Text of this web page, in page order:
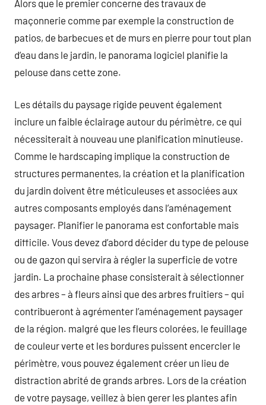
Alors que le premier concerne des travaux de
maçonnerie comme par exemple la construction de
patios, de barbecues et de murs en pierre pour tout plan
d’eau dans le jardin, le panorama logiciel planifie la
pelouse dans cette zone.
Les détails du paysage rigide peuvent également
inclure un faible éclairage autour du périmètre, ce qui
nécessiterait à nouveau une planification minutieuse.
Comme le hardscaping implique la construction de
structures permanentes, la création et la planification
du jardin doivent être méticuleuses et associées aux
autres composants employés dans l’aménagement
paysager. Planifier le panorama est confortable mais
difficile. Vous devez d’abord décider du type de pelouse
ou de gazon qui servira à régler la superficie de votre
jardin. La prochaine phase consisterait à sélectionner
des arbres – à fleurs ainsi que des arbres fruitiers – qui
contribueront à agrémenter l’aménagement paysager
de la région. malgré que les fleurs colorées, le feuillage
de couleur verte et les bordures puissent encercler le
périmètre, vous pouvez également créer un lieu de
distraction abrité de grands arbres. Lors de la création
de votre paysage, veillez à bien gerer les plantes afin